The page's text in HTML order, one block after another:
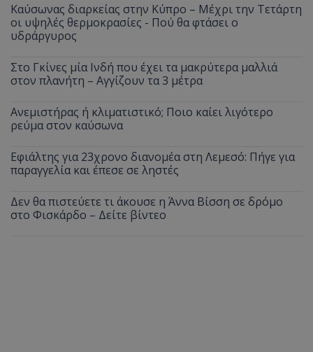
Καύσωνας διαρκείας στην Κύπρο – Μέχρι την Τετάρτη
οι υψηλές θερμοκρασίες - Πού θα φτάσει ο
υδράργυρος
Στο Γκίνες μία Ινδή που έχει τα μακρύτερα μαλλιά
στον πλανήτη – Αγγίζουν τα 3 μέτρα
Ανεμιστήρας ή κλιματιστικό; Ποιο καίει λιγότερο
ρεύμα στον καύσωνα
Εφιάλτης για 23χρονο διανομέα στη Λεμεσό: Πήγε για
παραγγελία και έπεσε σε ληστές
Δεν θα πιστεύετε τι άκουσε η Άννα Βίσση σε δρόμο
στο Φισκάρδο – Δείτε βίντεο